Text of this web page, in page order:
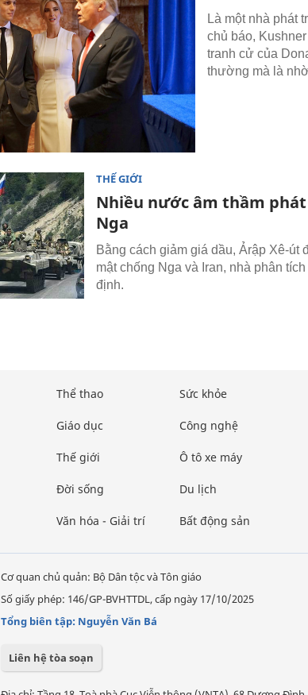
Là một nhà phát
chủ báo,
tranh cử của
thường mà là
THẾ GIỚI
Nhiều nước âm thầm
Nga
Bằng cách giảm giá dầu, Ảrập Xê-út
mật chống Nga và Iran, nhà phân
định.
Thể thao
Giáo dục
Thế giới
Đời sống
Văn hóa - Giải trí
Sức khỏe
Công nghệ
Ô tô xe máy
Du lịch
Bất động sản
Cơ quan chủ quản: Bộ Dân tộc và Tôn giáo
Số giấy phép: 146/GP-BVHTTDL, cấp ngày 17/10/2025
Tổng biên tập: Nguyễn Văn Bá
Liên hệ tòa soạn